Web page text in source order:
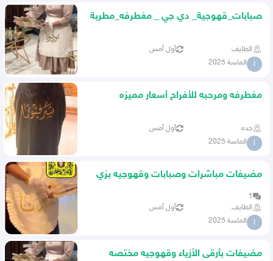
صبابات_قهوجية_ دي جي _ مغطرفه_مطربة
الطايف أول أمس
ا الماسة 2025
مغطرفه ومرحبه للأفراح أسعار مميزه
جده أول أمس
ا الماسة 2025
مضيفات مباشرات وصبابات وقهوجيه بزي
1
الطايف
أول أمس
ا الماسة 2025
مضيفات بأرقى الأزياء وقهوجيه مختصه